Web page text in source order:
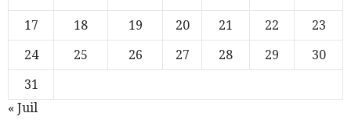
17
18 19 20 21 22
23
24
25 26 27 28 29
30
31
« Juil